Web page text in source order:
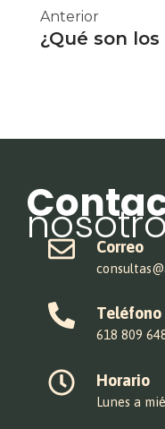
Anterior
Correo
Teléfono
618 809
Horario
Lunes a